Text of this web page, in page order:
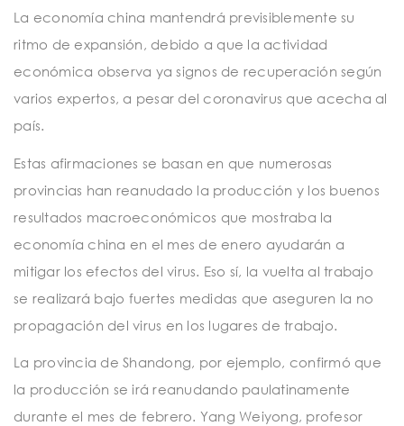
n
La economía china mantendrá previsiblemente su
ritmo de expansión, debido a que la actividad
económica observa ya signos de recuperación según
varios expertos, a pesar del coronavirus que acecha al
país.
Estas afirmaciones se basan en que numerosas
provincias han reanudado la producción y los buenos
resultados macroeconómicos que mostraba la
economía china en el mes de enero ayudarán a
mitigar los efectos del virus. Eso sí, la vuelta al trabajo
se realizará bajo fuertes medidas que aseguren la no
propagación del virus en los lugares de trabajo.
La provincia de Shandong, por ejemplo, confirmó que
la producción se irá reanudando paulatinamente
durante el mes de febrero. Yang Weiyong, profesor